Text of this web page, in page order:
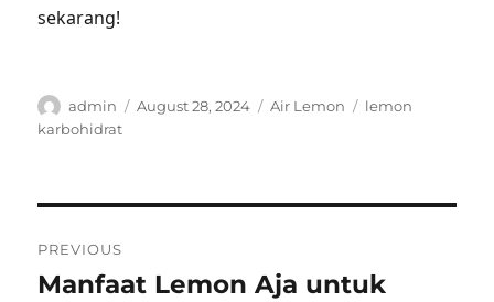
sekarang!
Author
admin
Posted
August 28, 2024 Categories
Air Lemon Tags
lemon
karbohidrat
navigation
PREVIOUS
Previous
Manfaat Lemon Aja untuk